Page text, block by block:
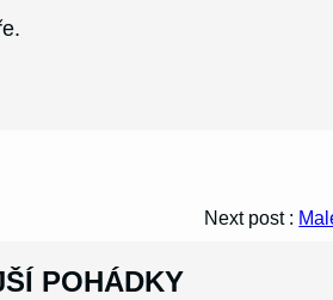
Next post :
POHÁDKY